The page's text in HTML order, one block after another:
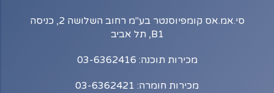
סי.אמ.אס קומפיוסנטר בע"מ רחוב השלושה 2, כניסה
B1, תל אביב
מכירות תוכנה: 03-6362416
מכירות חומרה: 03-6362421